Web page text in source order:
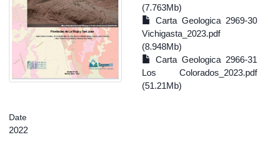
(7.763Mb)
Carta Geologica 2969-30
Vichigasta_2023.pdf
(8.948Mb)
Carta Geologica 2966-31
Los Colorados_2023.pdf
(51.21Mb)
Date
2022